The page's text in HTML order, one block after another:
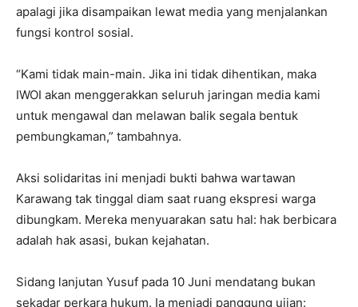
apalagi jika disampaikan lewat media yang menjalankan
fungsi kontrol sosial.
“Kami tidak main-main. Jika ini tidak dihentikan, maka
IWOI akan menggerakkan seluruh jaringan media kami
untuk mengawal dan melawan balik segala bentuk
pembungkaman,” tambahnya.
Aksi solidaritas ini menjadi bukti bahwa wartawan
Karawang tak tinggal diam saat ruang ekspresi warga
dibungkam. Mereka menyuarakan satu hal: hak berbicara
adalah hak asasi, bukan kejahatan.
Sidang lanjutan Yusuf pada 10 Juni mendatang bukan
sekadar perkara hukum. Ia menjadi panggung ujian: